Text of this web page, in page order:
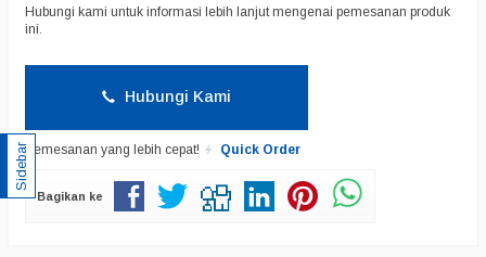
Hubungi kami untuk informasi lebih lanjut mengenai pemesanan produk
ini.
Hubungi Kami
Pemesanan yang lebih cepat! Quick Order
Bagikan ke
Sidebar